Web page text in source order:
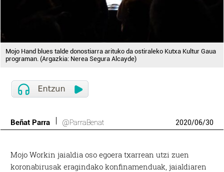
Mojo Hand blues talde donostiarra arituko da ostiraleko Kutxa Kultur Gaua
programan. (Argazkia: Nerea Segura Alcayde)
Beñat Parra @ParraBenat 2020/06/30
Mojo Workin jaialdia oso egoera txarrean utzi zuen
koronabirusak eragindako konfinamenduak, jaialdiaren